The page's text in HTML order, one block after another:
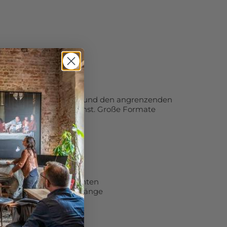
ganz Deutschland und den angrenzenden
oder Paketdienst. Große Formate
sicher zugestellt.
Details
Löwen und Elefanten
Sonnenuntergänge
Seen